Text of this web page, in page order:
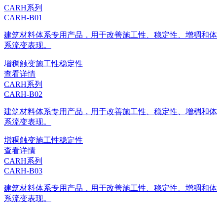
CARH系列
CARH-B01
建筑材料体系专用产品，用于改善施工性、稳定性、增稠和体
系流变表现。
增稠触变施工性稳定性
查看详情
CARH系列
CARH-B02
建筑材料体系专用产品，用于改善施工性、稳定性、增稠和体
系流变表现。
增稠触变施工性稳定性
查看详情
CARH系列
CARH-B03
建筑材料体系专用产品，用于改善施工性、稳定性、增稠和体
系流变表现。